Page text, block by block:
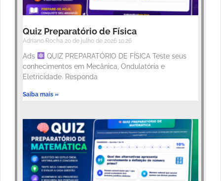
Quiz Preparatório de Física
Adriano Rocha 20 de julho de 2026 10:26
Ads
QUIZ PREPARATÓRIO DE FÍSICA Teste seus
conhecimentos em Mecânica, Ondulatória e
Eletricidade. Responda
Saiba mais »